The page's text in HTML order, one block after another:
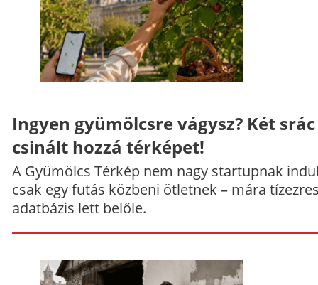
Ingyen gyümölcsre vágysz? Két srác
csinált hozzá térképet!
A Gyümölcs Térkép nem nagy startupnak
csak egy futás közbeni ötletnek – mára
adatbázis lett belőle.